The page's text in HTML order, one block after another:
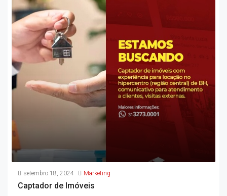
setembro 18, 2024 Marketing
Captador de Imóveis